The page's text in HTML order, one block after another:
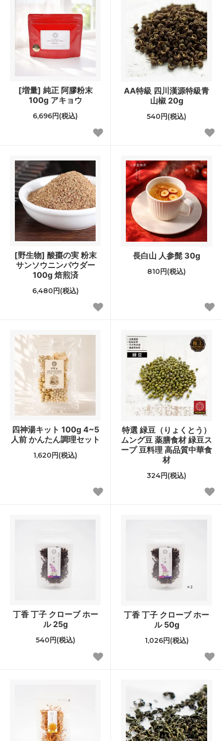
[増量] 純正 阿膠粉末
100g アキョウ
6,696円(税込)
AA特級 四川漢源特級青
山椒 20g
540円(税込)
[野生物] 酸棗の実 粉末
サンソウニンパウダー
100g 焙煎済
6,480円(税込)
長白山 人参髭 30g
810円(税込)
四神湯キット 100g 4~5
人前 かんたん調理セット
1,620円(税込)
特選 緑豆（りょくとう）
ムング豆 薬膳食材 緑豆ス
ープ 豆料理 高品質中華食
材
324円(税込)
丁香 丁子 クローブ ホー
ル 25g
540円(税込)
丁香 丁子 クローブ ホー
ル 50g
1,026円(税込)